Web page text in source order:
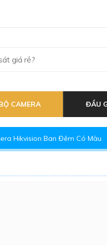
CAMERA ĐẦU
Hikvision Ban Đêm Có Màu